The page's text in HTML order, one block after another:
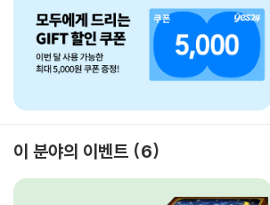
이 분야의 이벤트 6